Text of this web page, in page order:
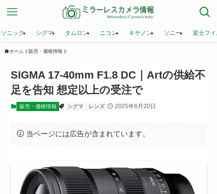
ニック シグマ タムロン ニコン キヤノン ソニー 富士フ
ホーム 販売・価格情報
SIGMA 17-40mm F1.8 DC｜Artの供給不
足を告知 想定以上の受注で
販売・価格情報 シグマ レンズ 2025年6月20日
当ページには広告が含まれています。